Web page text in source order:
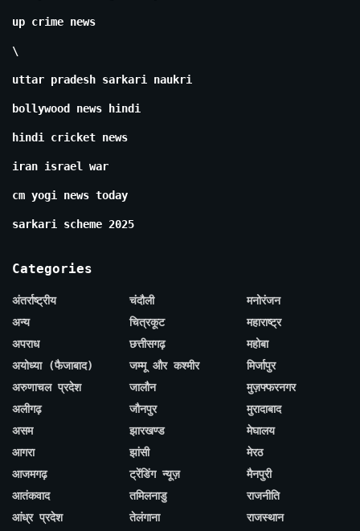
up crime news
\
uttar pradesh sarkari naukri
bollywood news hindi
hindi cricket news
iran israel war
cm yogi news today
sarkari scheme 2025
Categories
अंतर्राष्ट्रीय
अन्य
अपराध
अयोध्या (फैजाबाद)
अरुणाचल प्रदेश
अलीगढ़
असम
आगरा
आजमगढ़
आतंकवाद
आंध्र प्रदेश
चंदौली
चित्रकूट
छत्तीसगढ़
जम्मू और कश्मीर
जालौन
जौनपुर
झारखण्ड
झांसी
ट्रेंडिंग न्यूज़
तमिलनाडु
तेलंगाना
मनोरंजन
महाराष्ट्र
महोबा
मिर्जापुर
मुज़फ्फरनगर
मुरादाबाद
मेघालय
मेरठ
मैनपुरी
राजनीति
राजस्थान